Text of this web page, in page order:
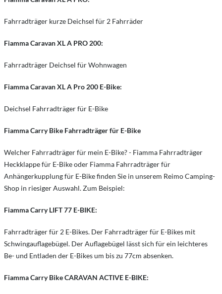
Fahrradträger kurze Deichsel für 2 Fahrräder
Fiamma Caravan XL A PRO 200:
Fahrradträger Deichsel für Wohnwagen
Fiamma Caravan XL A Pro 200 E-Bike:
Deichsel Fahrradträger für E-Bike
Fiamma Carry Bike Fahrradträger für E-Bike
Welcher Fahrradträger für mein E-Bike? - Fiamma Fahrradträger
Heckklappe für E-Bike oder Fiamma Fahrradträger für
Anhängerkupplung für E-Bike finden Sie in unserem Reimo Camping-
Shop in riesiger Auswahl. Zum Beispiel:
Fiamma Carry LIFT 77 E-BIKE:
Fahrradträger für 2 E-Bikes. Der Fahrradträger für E-Bikes mit
Schwingauflagebügel. Der Auflagebügel lässt sich für ein leichteres
Be- und Entladen der E-Bikes um bis zu 77cm absenken.
Fiamma Carry Bike CARAVAN ACTIVE E-BIKE: